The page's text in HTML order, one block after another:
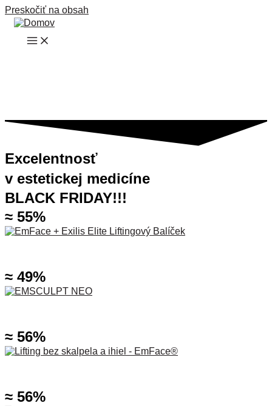
Preskočiť na obsah
Excelentnosť
v estetickej medicíne
BLACK FRIDAY!!!
≈ 55%
≈ 49%
≈ 56%
≈ 56%